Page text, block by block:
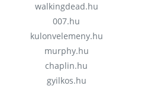
walkingdead.hu
007.hu
kulonvelemeny.hu
murphy.hu
chaplin.hu
gyilkos.hu